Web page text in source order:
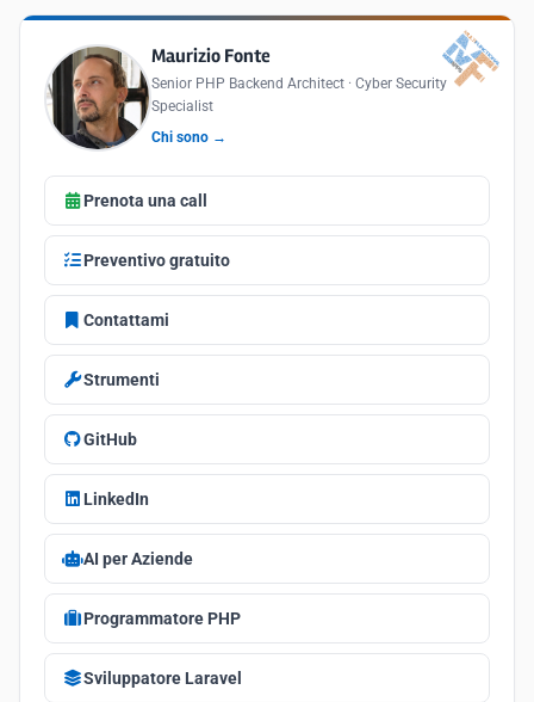
Maurizio Fonte
Senior PHP Backend Architect · Cyber Security
Specialist
Chi sono →
Prenota una call
Preventivo gratuito
Contattami
Strumenti
GitHub
LinkedIn
AI per Aziende
Programmatore PHP
Sviluppatore Laravel